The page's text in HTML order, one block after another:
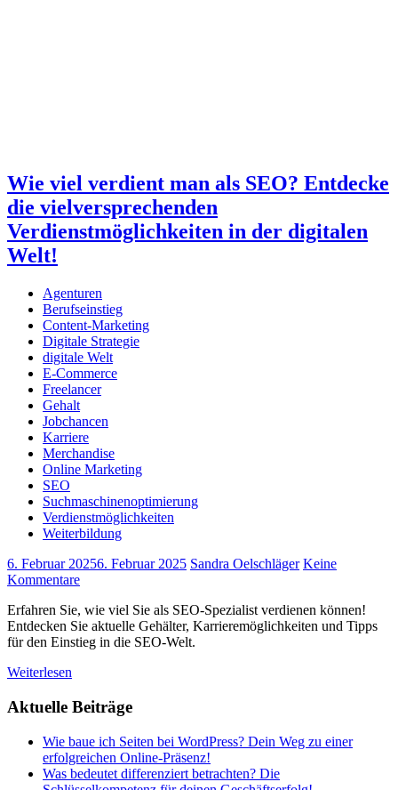
Wie viel verdient man als SEO? Entdecke
die vielversprechenden
Verdienstmöglichkeiten in der digitalen
Welt!
Agenturen
Berufseinstieg
Content-Marketing
Digitale Strategie
digitale Welt
E-Commerce
Freelancer
Gehalt
Jobchancen
Karriere
Merchandise
Online Marketing
SEO
Suchmaschinenoptimierung
Verdienstmöglichkeiten
Weiterbildung
6. Februar 20256. Februar 2025 Sandra Oelschläger Keine
Kommentare
Erfahren Sie, wie viel Sie als SEO-Spezialist verdienen können!
Entdecken Sie aktuelle Gehälter, Karrieremöglichkeiten und Tipps
für den Einstieg in die SEO-Welt.
Weiterlesen
Aktuelle Beiträge
Wie baue ich Seiten bei WordPress? Dein Weg zu einer
erfolgreichen Online-Präsenz!
Was bedeutet differenziert betrachten? Die